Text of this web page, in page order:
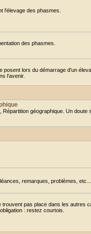
l'élevage des phasmes.
des phasmes.
posent lors du démarrage d'un
l'avenir.
géographique. Un doute
remarques, problèmes,
pas place dans les autres
: restez courtois.